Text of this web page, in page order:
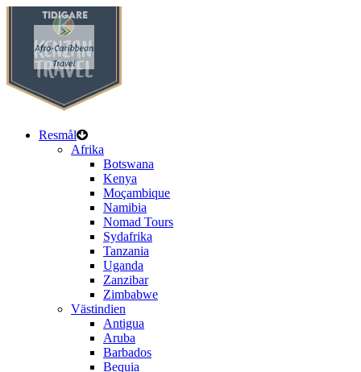
Resmål
Afrika
Botswana
Kenya
Moçambique
Namibia
Nomad Tours
Sydafrika
Tanzania
Uganda
Zanzibar
Zimbabwe
Västindien
Antigua
Aruba
Barbados
Bequia